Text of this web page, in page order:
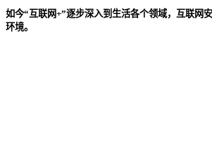
如今“互联网+”逐步深入到生活各个领域，互联网
环境。